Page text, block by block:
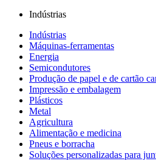
Indústrias
Indústrias
Máquinas-ferramentas
Energia
Semicondutores
Produção de papel e de cartão
Impressão e embalagem
Plásticos
Metal
Agricultura
Alimentação e medicina
Pneus e borracha
Soluções personalizadas para